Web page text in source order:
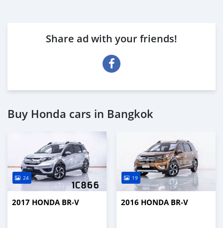
Share ad with your friends!
Buy Honda cars in Bangkok
24
2017 HONDA BR-V
19
2016 HONDA BR-V